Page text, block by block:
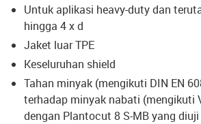
Untuk aplikasi heavy-duty dan
hingga 4 x d
Jaket luar TPE
Keseluruhan shield
Tahan minyak (mengikuti DIN EN
terhadap minyak nabati (mengikuti
dengan Plantocut 8 S-MB yang diuji